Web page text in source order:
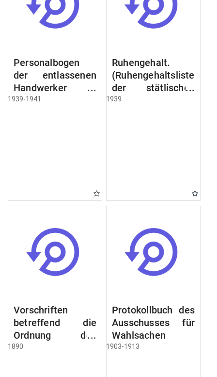
Personalbogen
der entlassenen
Handwerker u.
Arbeiter des
1939-1941
Ruhengehalt.
(Ruhengehaltsliste
der stätlischen
Beamten u.
Raczyński! Schen
Bibliothek).
1939
Vorschriften
betreffend die
Ordnung des
Geschäftsganges
1890
Protokollbuch des
Ausschusses für
Wahlsachen
1903-1913